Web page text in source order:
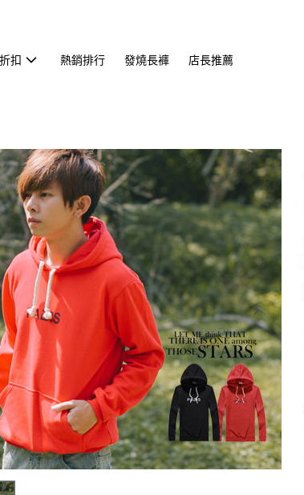
扣 熱銷排行 發燒長褲 店長推薦